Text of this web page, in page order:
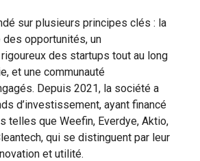
sur plusieurs principes clés : la
opportunités, un
des startups tout au long
et une communauté
Depuis 2021, la société a
d’investissement, ayant financé
telles que Weefin, Everdye, Aktio,
qui se distinguent par leur
et utilité.